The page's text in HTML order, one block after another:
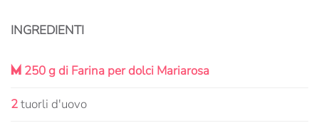
INGREDIENTI
M 250 g di Farina per dolci Mariarosa
2tuorli d'uovo